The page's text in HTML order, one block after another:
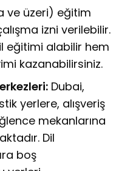
ve üzeri) eğitim
izni verilebilir.
eğitimi alabilir hem
kazanabilirsiniz.
Dubai,
yerlere, alışveriş
mekanlarına
Dil
boş